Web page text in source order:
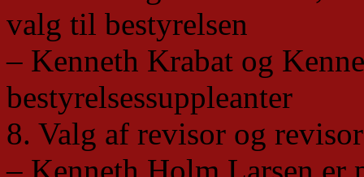
valg til bestyrelsen
– Kenneth Krabat og
bestyrelsessuppleanter
8. Valg af revisor og
– Kenneth Holm Larsen er